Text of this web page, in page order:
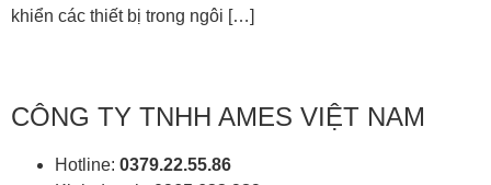
khiển các thiết bị trong ngôi […]
CÔNG TY TNHH AMES VIỆT NAM
Hotline: 0379.22.55.86